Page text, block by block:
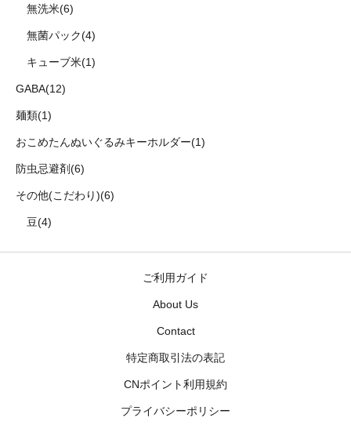
無洗米(6)
無菌パック(4)
キューブ米(1)
GABA(12)
麺類(1)
おこめたんぬいぐるみキーホルダー(1)
防虫忌避剤(6)
その他(こだわり)(6)
豆(4)
ご利用ガイド
About Us
Contact
特定商取引法の表記
CNポイント利用規約
プライバシーポリシー